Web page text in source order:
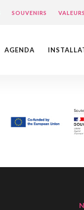
SOUVENIRS
AGENDA